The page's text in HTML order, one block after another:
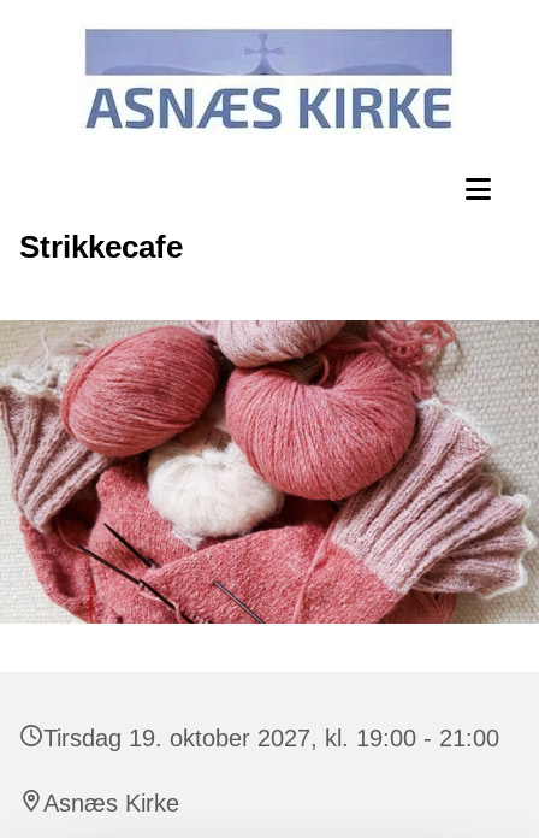
Strikkecafe
Tirsdag 19. oktober 2027, kl. 19:00 - 21:00
Asnæs Kirke